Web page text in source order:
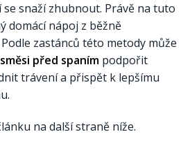
snaží zhubnout. Právě na tuto
domácí nápoj z běžně
zastánců této metody může
před spaním podpořit
trávení a přispět k lepšímu
na další straně níže.